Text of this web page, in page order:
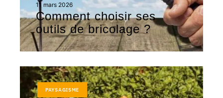
11 mars 2026
Comment choisir ses
outils de bricolage ?
PAYSAGISME